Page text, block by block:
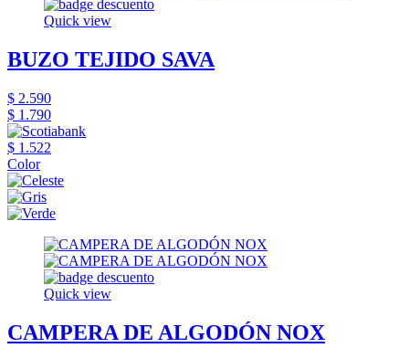
Quick view
BUZO TEJIDO SAVA
$ 2.590
$ 1.790
$ 1.522
Color
Quick view
CAMPERA DE ALGODÓN NOX